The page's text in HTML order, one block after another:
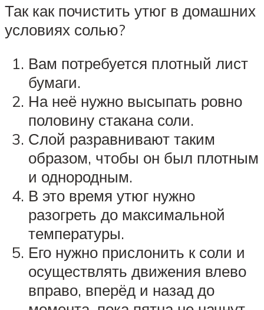
Так как почистить утюг в домашних
условиях солью?
Вам потребуется плотный лист
бумаги.
На неё нужно высыпать ровно
половину стакана соли.
Слой разравнивают таким
образом, чтобы он был плотным
и однородным.
В это время утюг нужно
разогреть до максимальной
температуры.
Его нужно прислонить к соли и
осуществлять движения влево
вправо, вперёд и назад до